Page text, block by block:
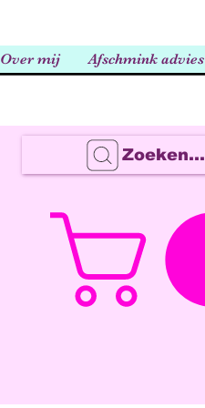
Over mij Afschmink advies
Zoeken...